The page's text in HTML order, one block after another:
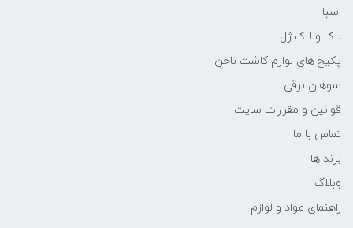
اسپا
لاک و لاک ژل
پکیج های لوازم کاشت ناخن
سوهان برقی
قوانین و مقررات سایت
تماس با ما
برند ها
وبلاگ
راهنمای مواد و لوازم